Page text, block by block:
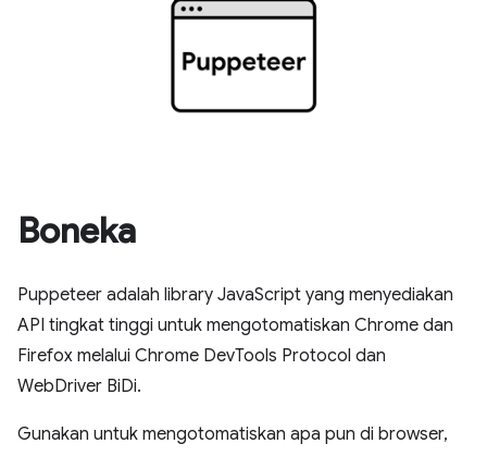
Boneka
Puppeteer adalah library JavaScript yang menyediakan
API tingkat tinggi untuk mengotomatiskan Chrome dan
Firefox melalui Chrome DevTools Protocol dan
WebDriver BiDi.
Gunakan untuk mengotomatiskan apa pun di browser,